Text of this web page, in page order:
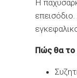
Η
Πώς θα το